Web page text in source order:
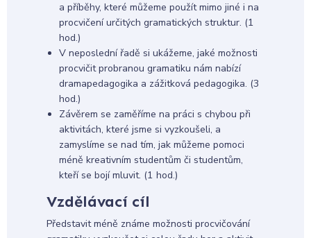
a příběhy, které můžeme použít mimo jiné i na
procvičení určitých gramatických struktur. (1
hod.)
V neposlední řadě si ukážeme, jaké možnosti
procvičit probranou gramatiku nám nabízí
dramapedagogika a zážitková pedagogika. (3
hod.)
Závěrem se zaměříme na práci s chybou při
aktivitách, které jsme si vyzkoušeli, a
zamyslíme se nad tím, jak můžeme pomoci
méně kreativním studentům či studentům,
kteří se bojí mluvit. (1 hod.)
Vzdělávací cíl
Představit méně známe možnosti procvičování